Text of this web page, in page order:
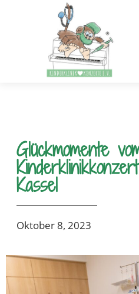
Glückmomente
Kassel
Oktober 8, 2023